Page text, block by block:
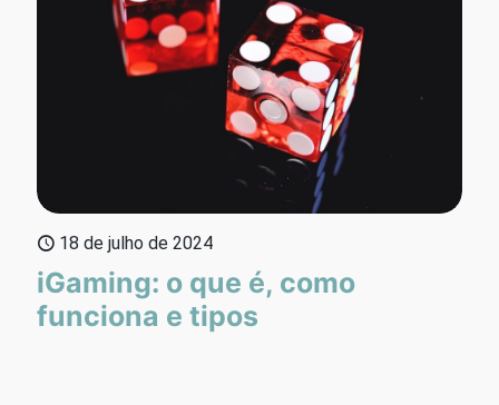
18 de julho de 2024
iGaming: o que é, como
funciona e tipos